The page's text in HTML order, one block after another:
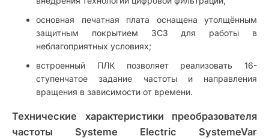
основная печатная плата оснащена утолщённым
защитным покрытием 3С3 для работы в
неблагоприятных условиях;
встроенный ПЛК позволяет реализовать 16-
ступенчатое задание частоты и направления
вращения в зависимости от времени.
Технические характеристики преобразователя
частоты Systeme Electric SystemeVar